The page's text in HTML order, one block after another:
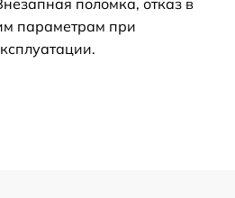
поломка, отказ в
параметрам при